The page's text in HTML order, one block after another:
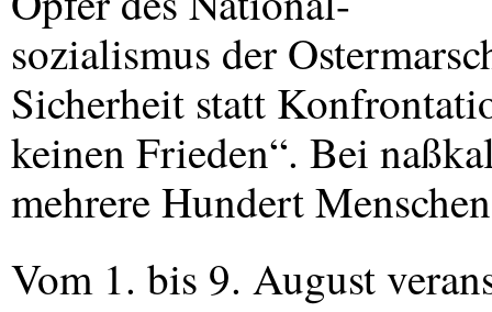
sozialismus der
Sicherheit statt
keinen Frieden“. Bei
mehrere Hundert
Vom 1. bis 9. August